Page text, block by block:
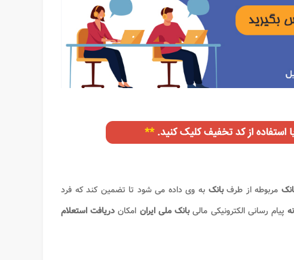
مربوطه از طرفبانک به وی داده می شود تا تضمین کند که فرد
پیام رسانی الکترونیکی مالیبانک ملی ایران امکاندریافت استعلام